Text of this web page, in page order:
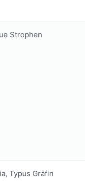
Strophen
Typus Gräfin